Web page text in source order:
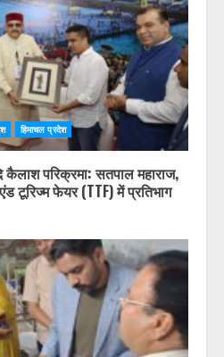
हिमाचल प्रदेश
कैलाश परिक्रमा: सतपाल महाराज,
टूरिज्म फेयर (TTF) में प्रतिभाग